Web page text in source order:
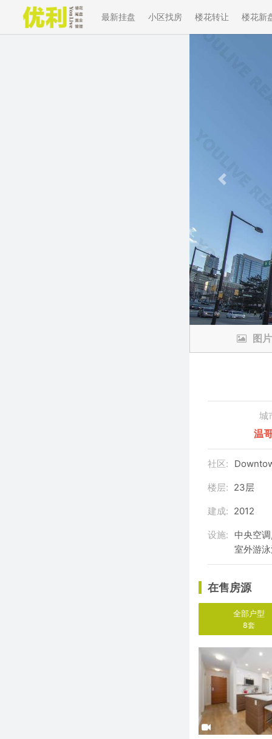
最新挂盘 小区找房 楼花转让 楼花新
Previous
图片
城
温
社区:
楼层: 23层
建成: 2012
设施: 中央空
室外游
在售房源
全部户型
8套